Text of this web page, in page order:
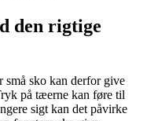
den rigtige
små sko kan derfor give
på tæerne kan føre til
sigt kan det påvirke